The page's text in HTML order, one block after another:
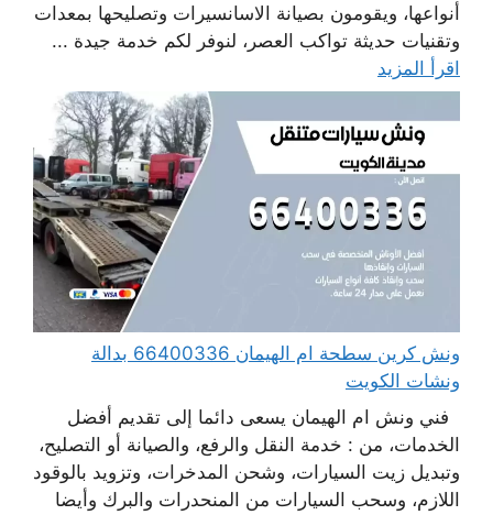
أنواعها، ويقومون بصيانة الاسانسيرات وتصليحها بمعدات
وتقنيات حديثة تواكب العصر، لنوفر لكم خدمة جيدة ...
اقرأ المزيد
ونش كرين سطحة ام الهيمان 66400336 بدالة
ونشات الكويت
فني ونش ام الهيمان يسعى دائما إلى تقديم أفضل
الخدمات، من : خدمة النقل والرفع، والصيانة أو التصليح،
وتبديل زيت السيارات، وشحن المدخرات، وتزويد بالوقود
اللازم، وسحب السيارات من المنحدرات والبرك وأيضا